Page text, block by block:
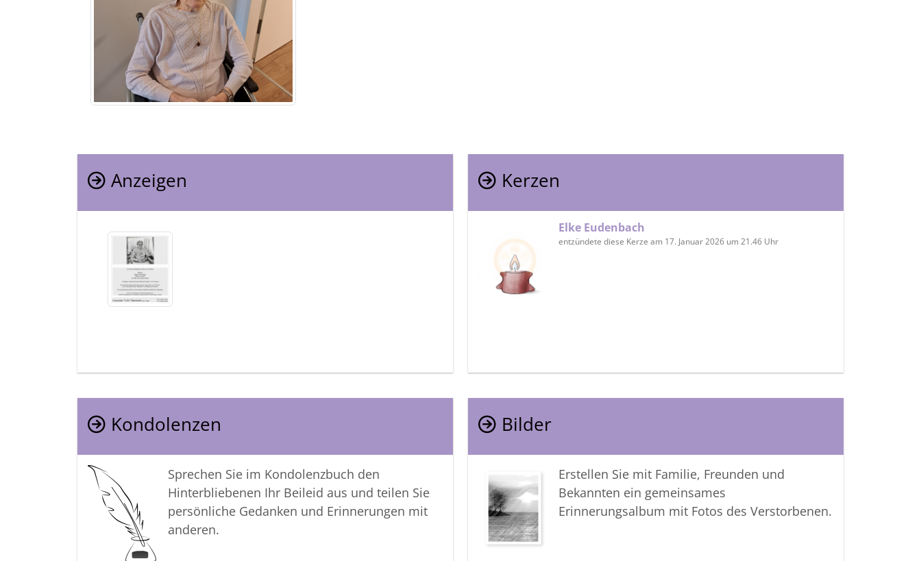
Anzeigen Kerzen
Elke Eudenbach
entzündete diese Kerze am 17. Januar 2026 um 21.46 Uhr
Kondolenzen
Sprechen Sie im Kondolenzbuch den
Hinterbliebenen Ihr Beileid aus und teilen Sie
persönliche Gedanken und Erinnerungen mit
anderen.
Bilder
Erstellen Sie mit Familie, Freunden und
Bekannten ein gemeinsames
Erinnerungsalbum mit Fotos des Verstorbenen.